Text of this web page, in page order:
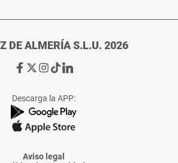
DE ALMERÍA S.L.U. 2026
Ir
de
La
Voz
Almería
Ir
de
La
Voz
Almería
Ir
de
La
Voz
Almería
Ir
de
La
Voz
Almería
Ir
de
La
Voz
Descarga la APP:
Aviso legal